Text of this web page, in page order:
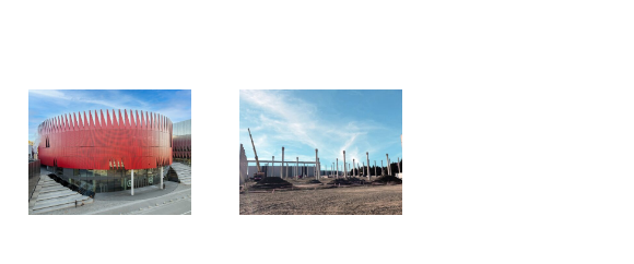
VGP Park
Prostějov (Hala C)
& průmyslová hala
Olomouc
2024